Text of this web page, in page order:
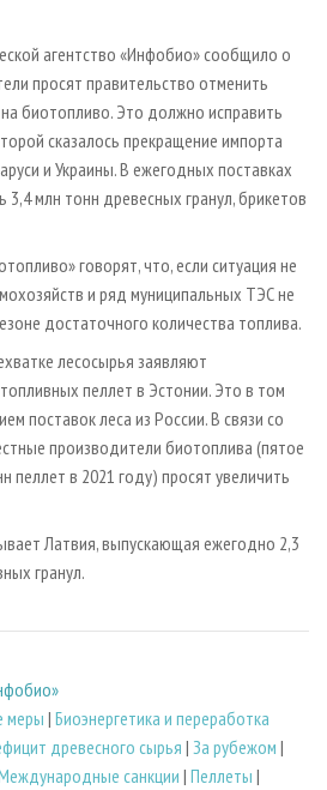
ПЛИТ
агентство «Инфобио» сообщило о
просят правительство отменить
биотопливо. Это должно исправить
сказалось прекращение импорта
и Украины. В ежегодных поставках
3,4 млн тонн древесных гранул, брикетов
говорят, что, если ситуация не
и ряд муниципальных ТЭС не
достаточного количества топлива.
лесосырья заявляют
пеллет в Эстонии. Это в том
поставок леса из России. В связи со
производители биотоплива (пятое
пеллет в 2021 году) просят увеличить
Латвия, выпускающая ежегодно 2,3
гранул.
меры | Биoэнергетика и переработка
древесного сырья | За рубежом |
санкции | Пеллеты |